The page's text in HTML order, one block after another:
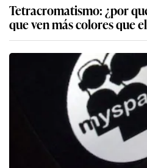
Tetracromatismo: ¿por
que ven más colores que